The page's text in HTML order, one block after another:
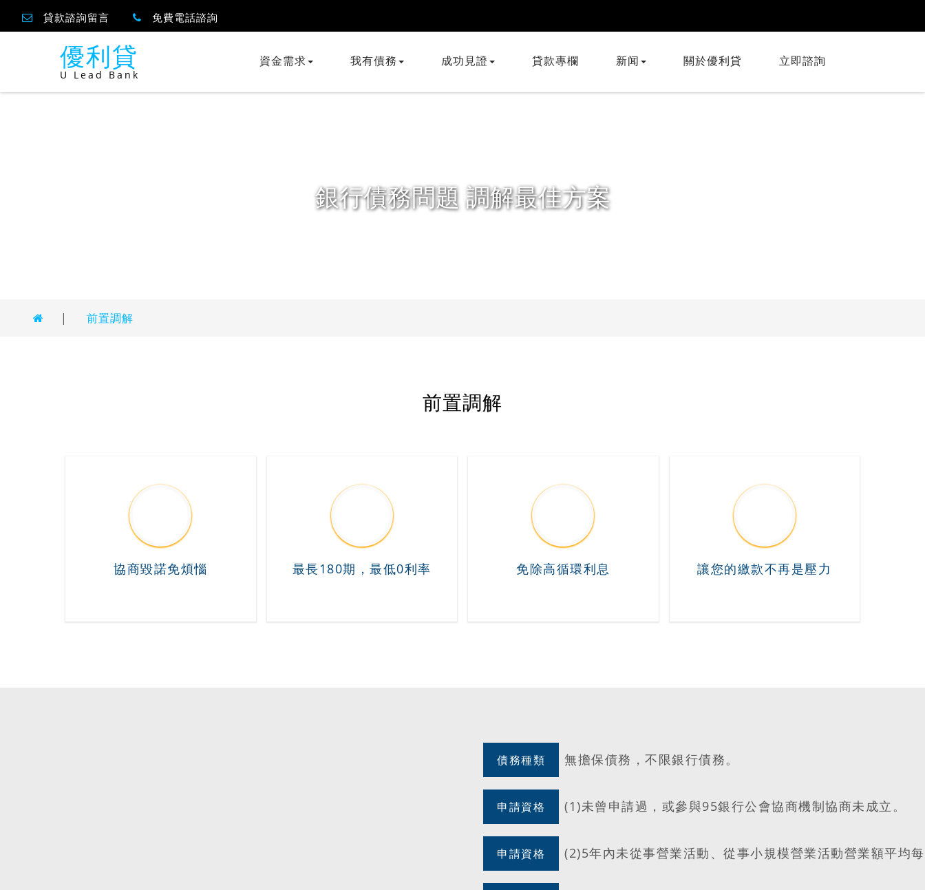
優利貸
U Lead Bank
資金需求 我有債務 成功見證 貸款專欄 新闻 關於優利貸 立即諮詢
貸款諮詢留言 免費電話諮詢
銀行債務問題 調解最佳方案
| 前置調解
前置調解
協商毀諾免煩惱 最長180期，最低0利率 免除高循環利息 讓您的繳款不再是壓力
債務種類 無擔保債務，不限銀行債務。
申請資格 (1)未曾申請過，或參與95銀行公會協商機制協商未成立。
申請資格 (2)5年內未從事營業活動、從事小規模營業活動營業額平均